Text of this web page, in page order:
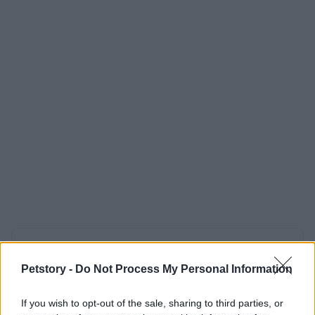
Petstory - Do Not Process My Personal Information
If you wish to opt-out of the sale, sharing to third parties, or
Staff